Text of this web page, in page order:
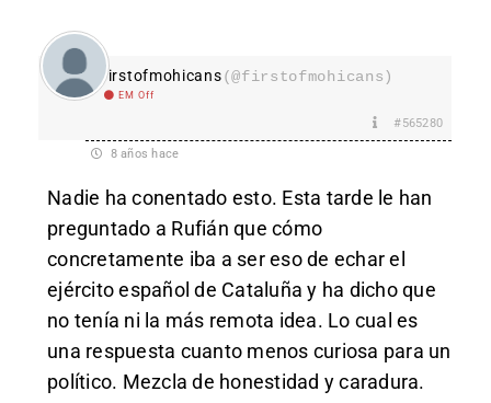
Firstofmohicans(@firstofmohicans)
EM Off
#565280
8 años hace
Nadie ha conentado esto. Esta tarde le han
preguntado a Rufián que cómo
concretamente iba a ser eso de echar el
ejército español de Cataluña y ha dicho que
no tenía ni la más remota idea. Lo cual es
una respuesta cuanto menos curiosa para un
político. Mezcla de honestidad y caradura.